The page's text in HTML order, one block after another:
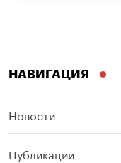
НАВИГАЦИЯ
Новости
Публикации